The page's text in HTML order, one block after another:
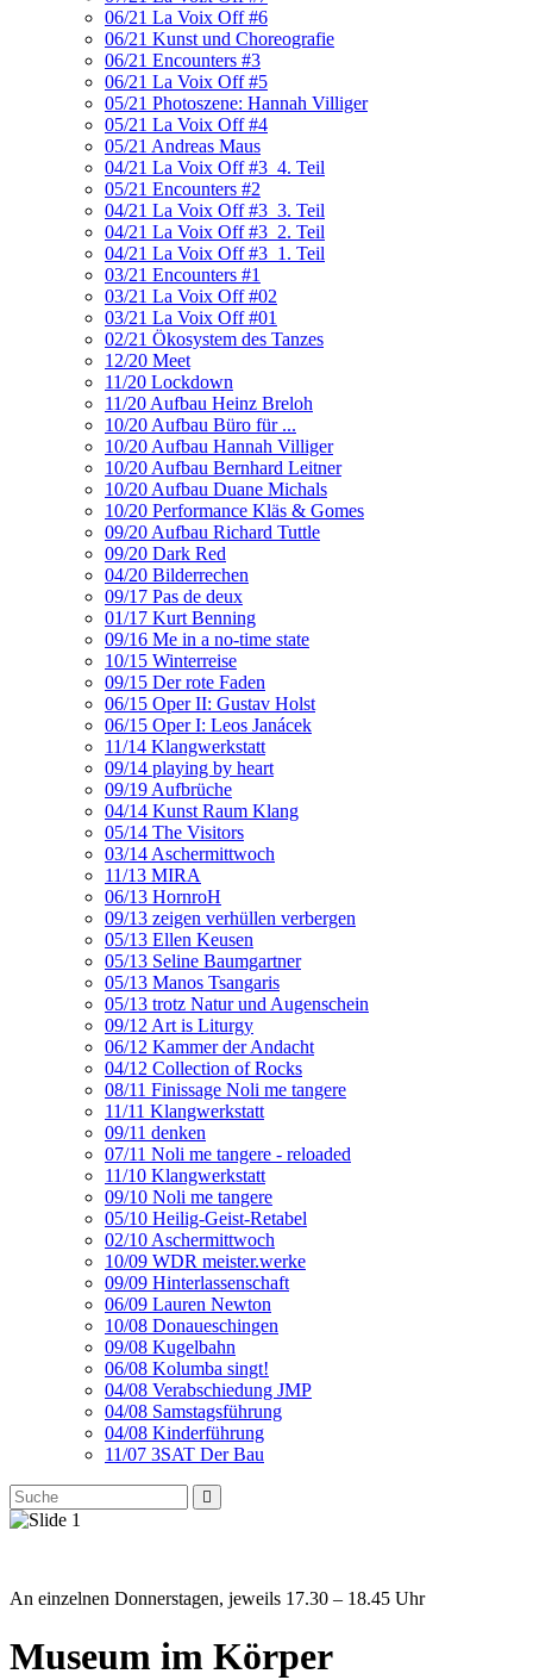
06/21 La Voix Off #6
06/21 Kunst und Choreografie
06/21 Encounters #3
06/21 La Voix Off #5
05/21 Photoszene: Hannah Villiger
05/21 La Voix Off #4
05/21 Andreas Maus
04/21 La Voix Off #3_4. Teil
05/21 Encounters #2
04/21 La Voix Off #3_3. Teil
04/21 La Voix Off #3_2. Teil
04/21 La Voix Off #3_1. Teil
03/21 Encounters #1
03/21 La Voix Off #02
03/21 La Voix Off #01
02/21 Ökosystem des Tanzes
12/20 Meet
11/20 Lockdown
11/20 Aufbau Heinz Breloh
10/20 Aufbau Büro für ...
10/20 Aufbau Hannah Villiger
10/20 Aufbau Bernhard Leitner
10/20 Aufbau Duane Michals
10/20 Performance Kläs & Gomes
09/20 Aufbau Richard Tuttle
09/20 Dark Red
04/20 Bilderrechen
09/17 Pas de deux
01/17 Kurt Benning
09/16 Me in a no-time state
10/15 Winterreise
09/15 Der rote Faden
06/15 Oper II: Gustav Holst
06/15 Oper I: Leos Janácek
11/14 Klangwerkstatt
09/14 playing by heart
09/19 Aufbrüche
04/14 Kunst Raum Klang
05/14 The Visitors
03/14 Aschermittwoch
11/13 MIRA
06/13 HornroH
09/13 zeigen verhüllen verbergen
05/13 Ellen Keusen
05/13 Seline Baumgartner
05/13 Manos Tsangaris
05/13 trotz Natur und Augenschein
09/12 Art is Liturgy
06/12 Kammer der Andacht
04/12 Collection of Rocks
08/11 Finissage Noli me tangere
11/11 Klangwerkstatt
09/11 denken
07/11 Noli me tangere - reloaded
11/10 Klangwerkstatt
09/10 Noli me tangere
05/10 Heilig-Geist-Retabel
02/10 Aschermittwoch
10/09 WDR meister.werke
09/09 Hinterlassenschaft
06/09 Lauren Newton
10/08 Donaueschingen
09/08 Kugelbahn
06/08 Kolumba singt!
04/08 Verabschiedung JMP
04/08 Samstagsführung
04/08 Kinderführung
11/07 3SAT Der Bau
An einzelnen Donnerstagen, jeweils 17.30 – 18.45 Uhr
Museum im Körper